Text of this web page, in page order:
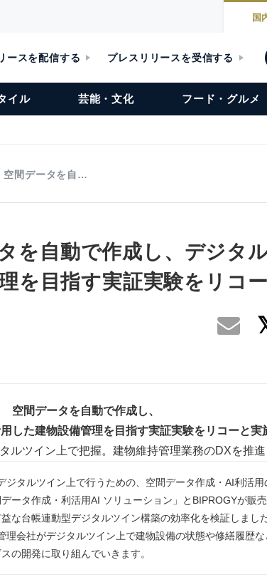
国
ースを配信する プレスリリースを受信する
イル 芸能・文化 フード・グルメ
空間データを自…
を自動で作成し、デジタ
を目指す実証実験をリコ
空間データを自動で作成し、
した建物設備管理を目指す実証実験をリコーと実
ルツイン上で把握。建物維持管理業務のDXを推進
ジタルツイン上で行うための、空間データ作成・AI利活用
ータ作成・利活用AI ソリューション」とBIPROGYが販売
な台帳連動型デジタルツイン構築の効率化を検証しました
理会社がデジタルツイン上で建物設備の状態や修繕履歴
の開発に取り組んでいきます。